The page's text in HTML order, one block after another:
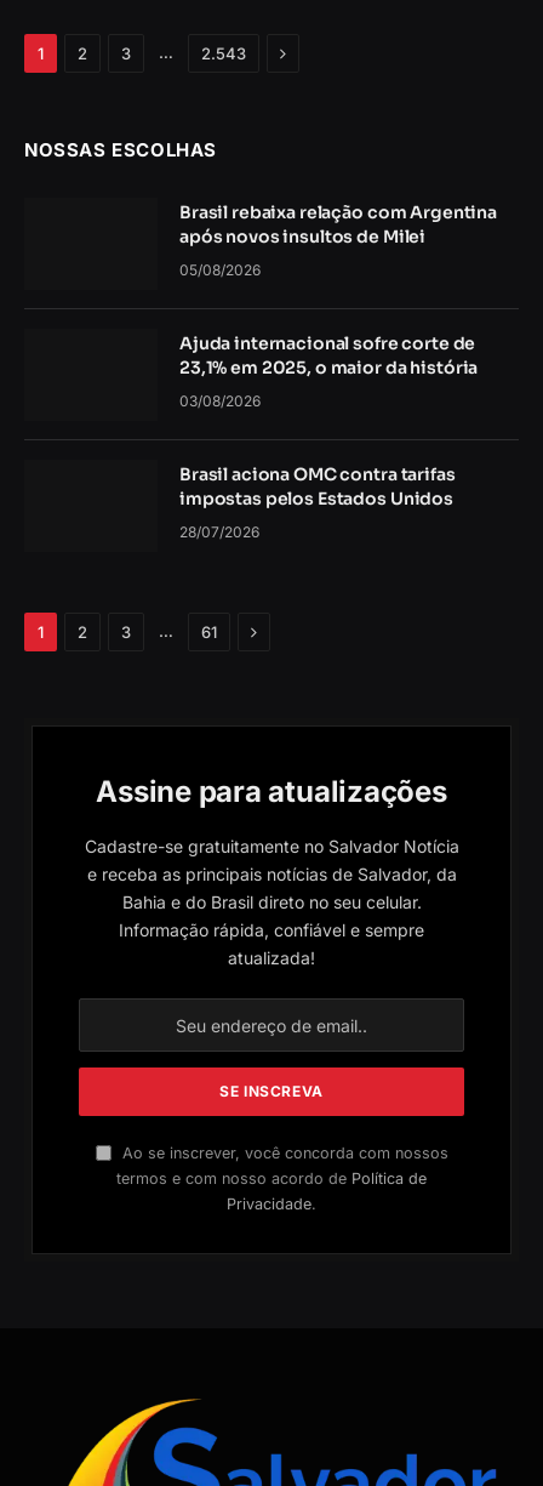
1 2 3 … 2.543 Próximo
NOSSAS ESCOLHAS
Brasil rebaixa relação com Argentina
após novos insultos de Milei
05/08/2026
Ajuda internacional sofre corte de
23,1% em 2025, o maior da história
03/08/2026
Brasil aciona OMC contra tarifas
impostas pelos Estados Unidos
28/07/2026
1 2 3 … 61 Próximo
Assine para atualizações
Cadastre-se gratuitamente no Salvador Notícia
e receba as principais notícias de Salvador, da
Bahia e do Brasil direto no seu celular.
Informação rápida, confiável e sempre
atualizada!
Ao se inscrever, você concorda com nossos
termos e com nosso acordo de Política de
Privacidade.